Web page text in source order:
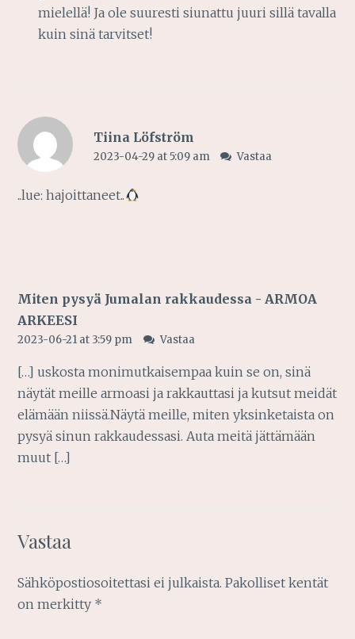
mielellä! Ja ole suuresti siunattu juuri sillä tavalla
kuin sinä tarvitset!
Tiina Löfström
2023-04-29 at 5:09 am Vastaa
..lue: hajoittaneet..
Miten pysyä Jumalan rakkaudessa - ARMOA
ARKEESI
2023-06-21 at 3:59 pm Vastaa
[…] uskosta monimutkaisempaa kuin se on, sinä
näytät meille armoasi ja rakkauttasi ja kutsut meidät
elämään niissä.Näytä meille, miten yksinketaista on
pysyä sinun rakkaudessasi. Auta meitä jättämään
muut […]
Vastaa
Sähköpostiosoitettasi ei julkaista. Pakolliset kentät
on merkitty *